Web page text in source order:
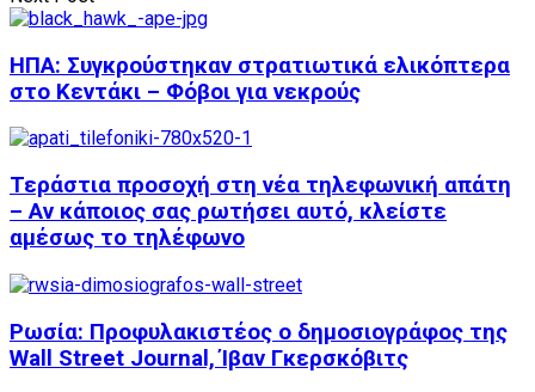
ΗΠΑ: Συγκρούστηκαν στρατιωτικά ελικόπτερα
στο Κεντάκι – Φόβοι για νεκρούς
Τεράστια προσοχή στη νέα τηλεφωνική απάτη
– Αν κάποιος σας ρωτήσει αυτό, κλείστε
αμέσως το τηλέφωνο
Ρωσία: Προφυλακιστέος ο δημοσιογράφος της
Wall Street Journal, Ίβαν Γκερσκόβιτς